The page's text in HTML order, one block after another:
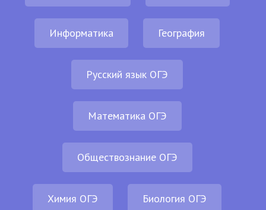
Информатика География
Русский язык ОГЭ
Математика ОГЭ
Обществознание ОГЭ
Химия ОГЭ Биология ОГЭ